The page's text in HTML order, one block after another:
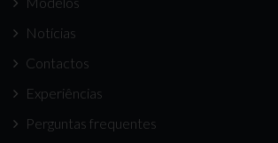
Notícias
Contactos
Experiências
Perguntas frequentes